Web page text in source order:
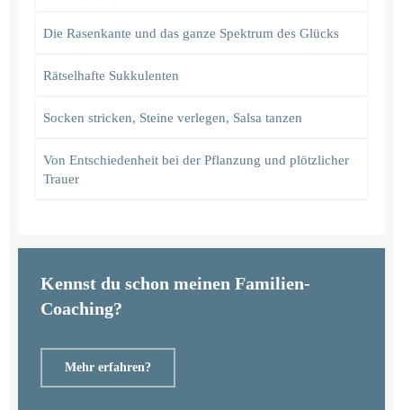
Die Rasenkante und das ganze Spektrum des Glücks
Rätselhafte Sukkulenten
Socken stricken, Steine verlegen, Salsa tanzen
Von Entschiedenheit bei der Pflanzung und plötzlicher
Trauer
Kennst du schon meinen Familien-
Coaching?
Mehr erfahren?